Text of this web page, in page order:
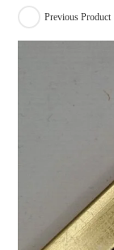
Previous Product